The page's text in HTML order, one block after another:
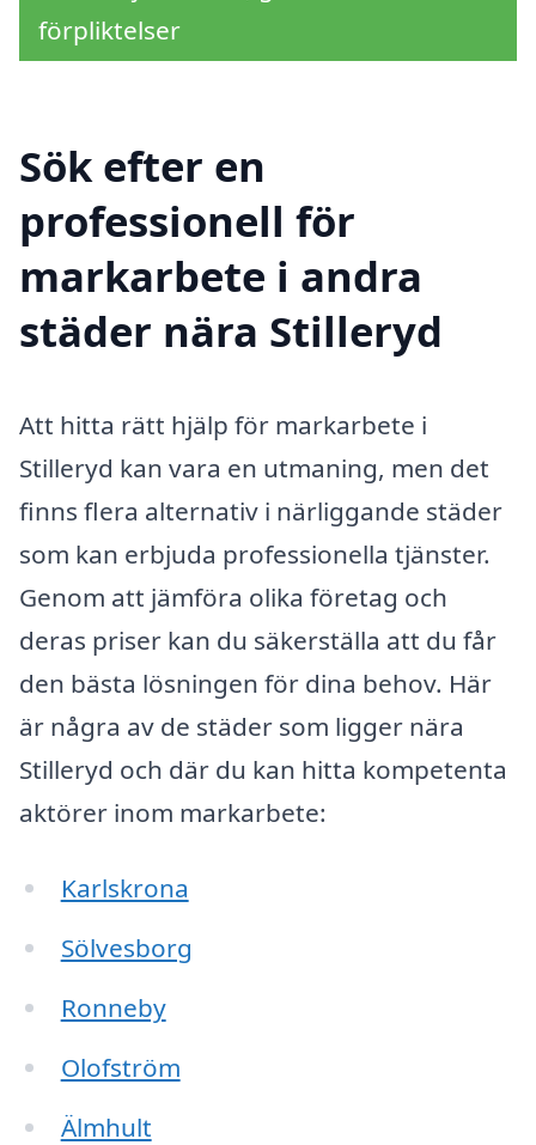
förpliktelser
Sök efter en
professionell för
markarbete i andra
städer nära Stilleryd
Att hitta rätt hjälp för markarbete i
Stilleryd kan vara en utmaning, men det
finns flera alternativ i närliggande städer
som kan erbjuda professionella tjänster.
Genom att jämföra olika företag och
deras priser kan du säkerställa att du får
den bästa lösningen för dina behov. Här
är några av de städer som ligger nära
Stilleryd och där du kan hitta kompetenta
aktörer inom markarbete:
Karlskrona
Sölvesborg
Ronneby
Olofström
Älmhult